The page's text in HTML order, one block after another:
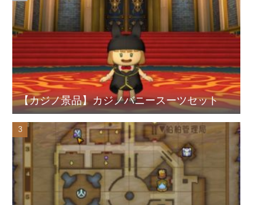
【カジノ景品】カジノバニースーツセット